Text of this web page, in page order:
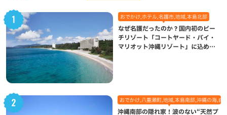
おでかけ,ホテル,名護市,地域,本島北部
なぜ名護だったのか？国内初のビー
チリゾート「コートヤード・バイ・
マリオット沖縄リゾート」に込めら
おでかけ,八重瀬町,地域,本島南部,沖縄の海,自
沖縄南部の隠れ家！波のない“天然プ